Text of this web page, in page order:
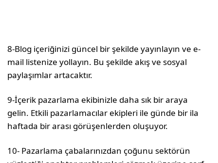
8-Blog içeriğinizi güncel bir şekilde yayınlayın ve e-
mail listenize yollayın. Bu şekilde akış ve sosyal
paylaşımlar artacaktır.
9-İçerik pazarlama ekibinizle daha sık bir araya
gelin. Etkili pazarlamacılar ekipleri ile günde bir ila
haftada bir arası görüşenlerden oluşuyor.
10- Pazarlama çabalarınızdan çoğunu sektörün